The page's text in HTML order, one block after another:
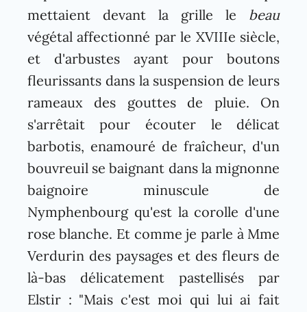
mettaient devant la grille le beau
végétal affectionné par le XVIIIe siècle,
et d'arbustes ayant pour boutons
fleurissants dans la suspension de leurs
rameaux des gouttes de pluie. On
s'arrêtait pour écouter le délicat
barbotis, enamouré de fraîcheur, d'un
bouvreuil se baignant dans la mignonne
baignoire minuscule de
Nymphenbourg qu'est la corolle d'une
rose blanche. Et comme je parle à Mme
Verdurin des paysages et des fleurs de
là-bas délicatement pastellisés par
Elstir : "Mais c'est moi qui lui ai fait